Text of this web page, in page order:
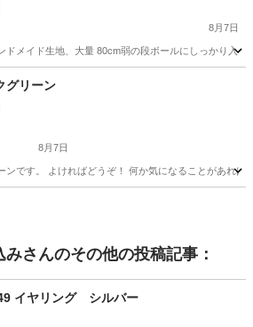
8月7日
ドメイド生地、大量 80cm弱の段ボールにしっかり
駅
グリーン
8月7日
ンです。 よければどうぞ！ 何か気になることがあれば
みさんのその他の投稿記事：
イヤリング シルバー